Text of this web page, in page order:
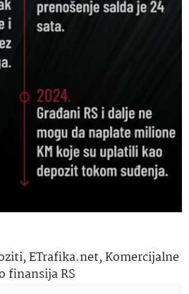
,ETrafika.net,Komercijalne
finansija RS